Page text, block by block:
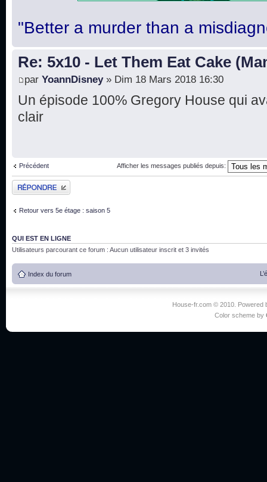
"Better a murder than a
Re: 5x10 - Let Them Eat Cake
par YoannDisney» Dim 18 Mars 2018 16:30
Un épisode 100% Gregory House qui
clair
Précédent Afficher les messages publiés depuis:
Publier une réponse
Retour vers 5e étage : saison 5
QUI EST EN LIGNE
Utilisateurs parcourant ce forum : Aucun utilisateur inscrit et 3 invités
Index du forum
House-fr.com © 2010. Powered
Color scheme by